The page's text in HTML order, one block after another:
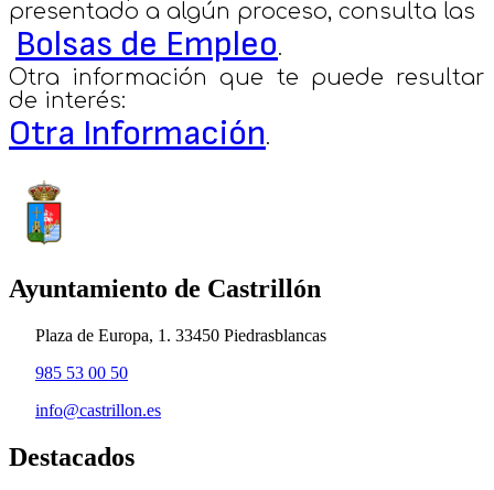
presentado a algún proceso, consulta las
Bolsas de Empleo.
Otra información que te puede resultar
de interés:
Otra Información.
Ayuntamiento de Castrillón
Plaza de Europa, 1. 33450 Piedrasblancas
985 53 00 50
info@castrillon.es
Destacados